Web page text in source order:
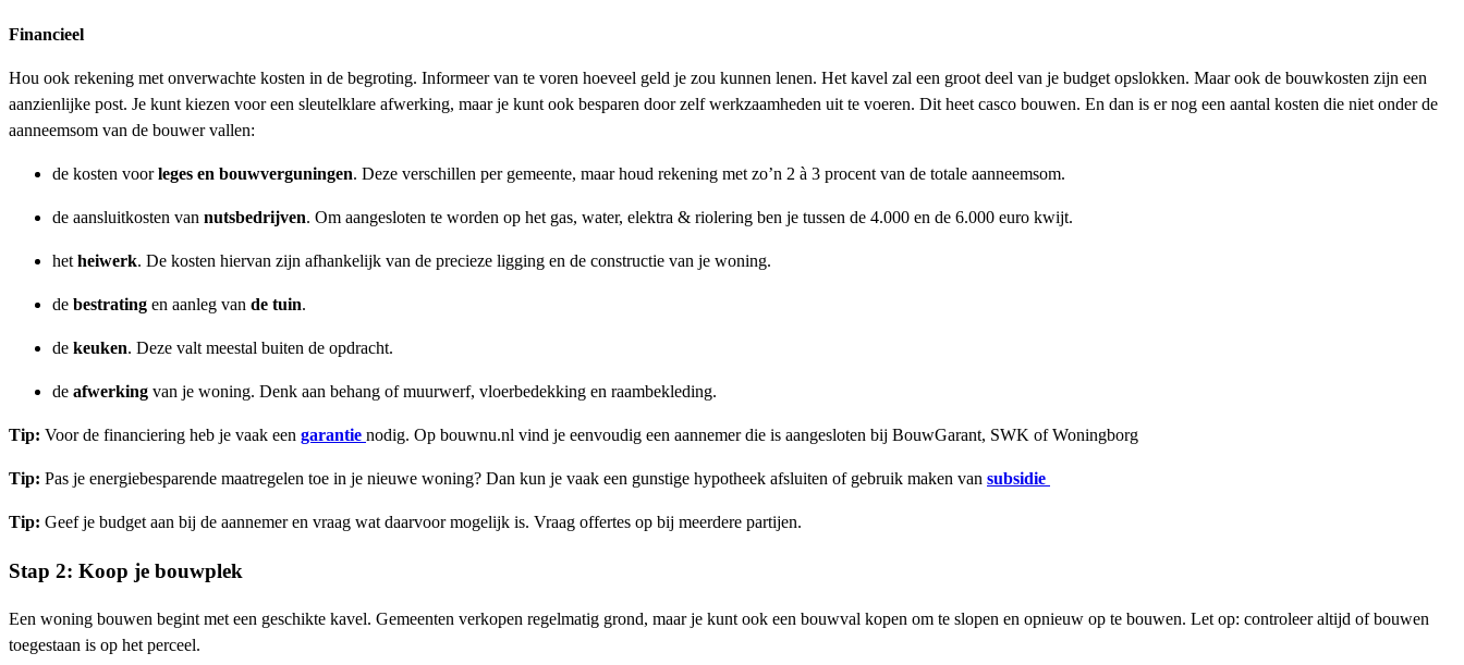
Financieel
Hou ook rekening met onverwachte kosten in de begroting. Informeer van te voren hoeveel geld je zou kunnen lenen. Het kavel zal een groot deel van je budget opslokken. Maar ook de bouwkosten zijn een
aanzienlijke post. Je kunt kiezen voor een sleutelklare afwerking, maar je kunt ook besparen door zelf werkzaamheden uit te voeren. Dit heet casco bouwen. En dan is er nog een aantal kosten die niet onder de
aanneemsom van de bouwer vallen:
de kosten voorleges en bouwverguningen. Deze verschillen per gemeente, maar houd rekening met zo’n 2 à 3 procent van de totale aanneemsom.
de aansluitkosten van nutsbedrijven. Om aangesloten te worden op het gas, water, elektra & riolering ben je tussen de 4.000 en de 6.000 euro kwijt.
het heiwerk. De kosten hiervan zijn afhankelijk van de precieze ligging en de constructie van je woning.
de bestrating en aanleg van de tuin.
de keuken. Deze valt meestal buiten de opdracht.
de afwerking van je woning. Denk aan behang of muurwerf, vloerbedekking en raambekleding.
Tip: Voor de financiering heb je vaak een garantie nodig. Op bouwnu.nl vind je eenvoudig een aannemer die is aangesloten bij BouwGarant, SWK of Woningborg
Tip: Pas je energiebesparende maatregelen toe in je nieuwe woning? Dan kun je vaak een gunstige hypotheek afsluiten of gebruik maken van subsidie
Tip: Geef je budget aan bij de aannemer en vraag wat daarvoor mogelijk is. Vraag offertes op bij meerdere partijen.
Stap 2: Koop je bouwplek
Een woning bouwen begint met een geschikte kavel. Gemeenten verkopen regelmatig grond, maar je kunt ook een bouwval kopen om te slopen en opnieuw op te bouwen. Let op: controleer altijd of bouwen
toegestaan is op het perceel.